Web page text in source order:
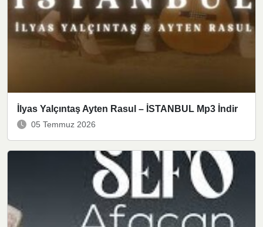
İlyas Yalçıntaş Ayten Rasul – İSTANBUL Mp3 İndir
05 Temmuz 2026